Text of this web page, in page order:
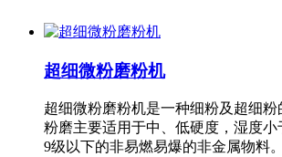
超细微粉磨粉机
超细微粉磨粉机是一种细粉及超细
粉磨主要适用于中、低硬度，湿度小
9级以下的非易燃易爆的非金属物料